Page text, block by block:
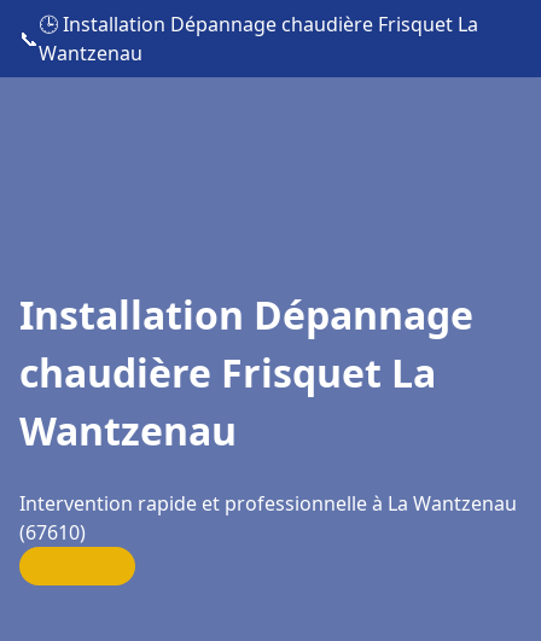
📞
🕒 Installation Dépannage chaudière Frisquet La
Wantzenau
Installation Dépannage
chaudière Frisquet La
Wantzenau
Intervention rapide et professionnelle à La Wantzenau
(67610)